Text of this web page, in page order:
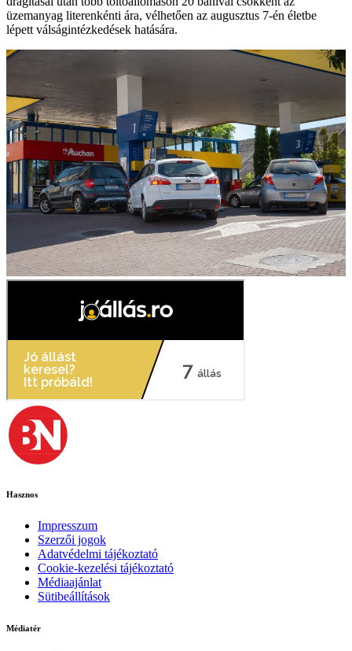
üzemanyag literenkénti ára, vélhetően az augusztus 7-én életbe
lépett válságintézkedések hatására.
Hasznos
Impresszum
Szerzői jogok
Adatvédelmi tájékoztató
Cookie-kezelési tájékoztató
Médiaajánlat
Sütibeállítások
Médiatér